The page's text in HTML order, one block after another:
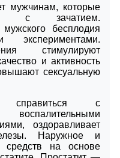
мужчинам, которые
с зачатием.
бесплодия
экспериментами.
стимулируют
и активность
сексуальную
справиться с
оздоравливает
Наружное и
средств на основе